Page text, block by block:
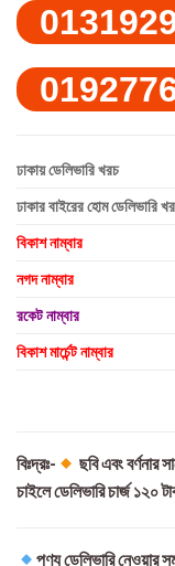
ঢাকায় ডেলিভারি খরচ
ঢাকার বাইরের হোম ডেলিভারি
বিকাশ নাম্বার
নগদ নাম্বার
রকেট নাম্বার
বিকাশ মার্চেন্ট নাম্বার
বিঃদ্রঃ-
ছবি এবং
চাইলে ডেলিভারি চার্জ ১২০
পণ্য ডেলিভারি নেওয়ার